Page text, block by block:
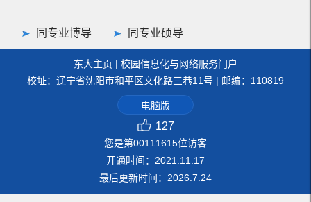
同专业博导 同专业硕导
东大主页 | 校园信息化与网络服务门户
校址：辽宁省沈阳市和平区文化路三巷11号 | 邮编：110819
电脑版
127
您是第00111615位访客
开通时间： 2021 11 17
最后更新时间： 2026 7 24